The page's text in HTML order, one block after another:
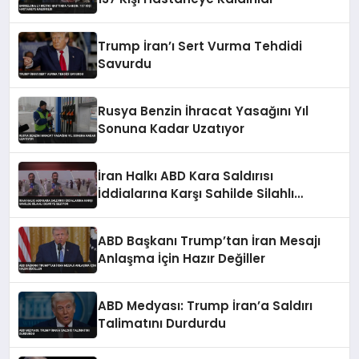
Trump İran’ı Sert Vurma Tehdidi
Savurdu
Rusya Benzin İhracat Yasağını Yıl
Sonuna Kadar Uzatıyor
İran Halkı ABD Kara Saldırısı
İddialarına Karşı Sahilde Silahlı
ABD Başkanı Trump’tan İran Mesajı
Anlaşma İçin Hazır Değiller
ABD Medyası: Trump İran’a Saldırı
Talimatını Durdurdu